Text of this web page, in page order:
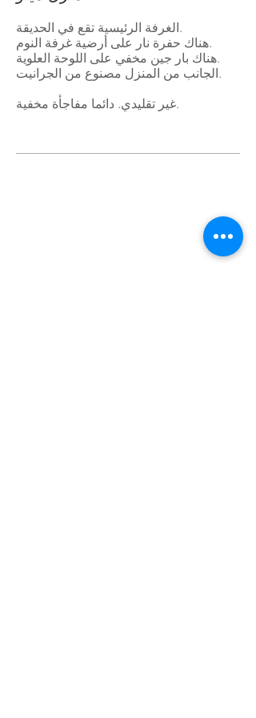
الغرفة الرئيسية تقع في الحديقة.
هناك حفرة نار على أرضية غرفة النوم.
هناك بار جين مخفي على اللوحة العلوية.
الجانب من المنزل مصنوع من الجرانيت.
غير تقليدي. دائما مفاجأة مخفية.